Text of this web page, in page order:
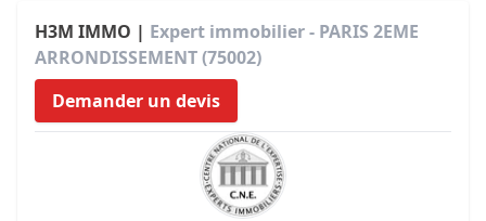
H3M IMMO | Expert immobilier - PARIS 2EME
ARRONDISSEMENT (75002)
Demander un devis